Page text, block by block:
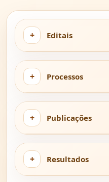
Editais
Processos
Publicações
Resultados